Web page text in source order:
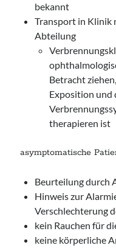
bekannt
Transport in Klinik
Abteilung
Betracht
Exposition und
therapieren ist
asymptomatische
Beurteilung durch
Hinweis zur
Verschlechterung
kein Rauchen für
keine körperliche